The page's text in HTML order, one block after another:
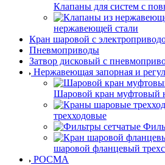
Клапаны для систем с
нержавеющей стали
Кран шаровой с
Пневмоприводы
Затвор дисковый с
Нержавеющая запорная и
Шаровой кран муфтовый
трехходовые
шаровой фланцевый
РОСМА